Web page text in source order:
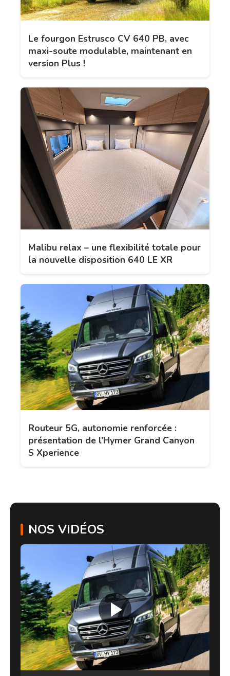
Le fourgon Estrusco CV 640 PB, avec
maxi-soute modulable, maintenant en
version Plus !
Malibu relax – une flexibilité totale pour
la nouvelle disposition 640 LE XR
Routeur 5G, autonomie renforcée :
présentation de l’Hymer Grand Canyon
S Xperience
NOS VIDÉOS